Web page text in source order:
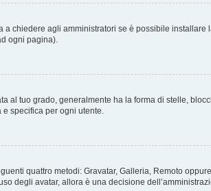
chiedere agli amministratori se è possibile installare
ogni pagina).
al tuo grado, generalmente ha la forma di stelle,
specifica per ogni utente.
quattro metodi: Gravatar, Galleria, Remoto
degli avatar, allora è una decisione